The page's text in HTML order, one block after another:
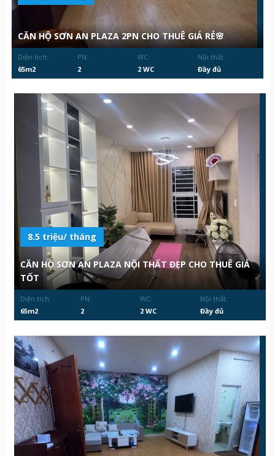
CĂN HỘ SƠN AN PLAZA 2PN CHO THUÊ GIÁ RẺ🌸
Diện tích:
65m2
PN:
2
WC:
2 WC
Nội thất:
Đầy đủ
8.5 triệu/ tháng
CĂN HỘ SƠN AN PLAZA NỘI THẤT ĐẸP CHO THUÊ GIÁ
TỐT
Diện tích:
65m2
PN:
2
WC:
2 WC
Nội thất:
Đầy đủ